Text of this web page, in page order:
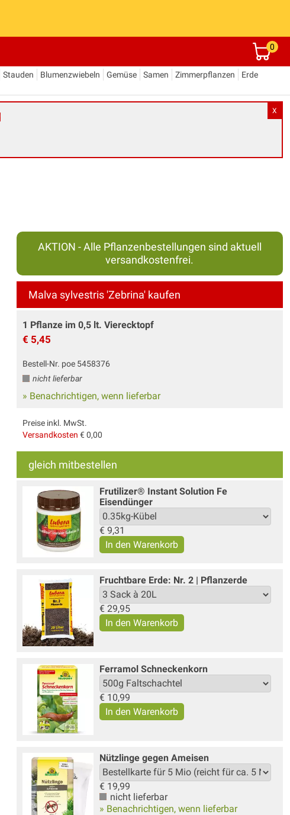
0
Stauden Blumenzwiebeln Gemüse Samen Zimmerpflanzen
Erde
X
AKTION - Alle Pflanzenbestellungen sind aktuell
versandkostenfrei.
Malva sylvestris 'Zebrina' kaufen
1 Pflanze im 0,5 lt. Vierecktopf
€ 5,45
Bestell-Nr. poe 5458376
nicht lieferbar
» Benachrichtigen, wenn lieferbar
Preise inkl. MwSt.
Versandkosten € 0,00
gleich mitbestellen
Frutilizer® Instant Solution Fe
Eisendünger
€ 9,31
Fruchtbare Erde: Nr. 2 | Pflanzerde
€ 29,95
Ferramol Schneckenkorn
€ 10,99
Nützlinge gegen Ameisen
€ 19,99
nicht lieferbar
» Benachrichtigen, wenn lieferbar